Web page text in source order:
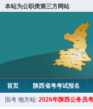
本站为公职类第三方网站
首页 陕西省考考试报名
国考 地方站: 2026年陕西公务员